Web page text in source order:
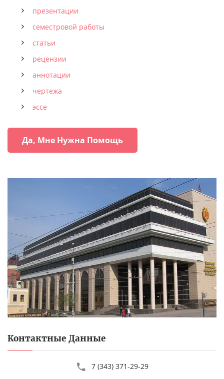
презентации
семестровой работы
статьи
рецензии
аннотации
чертежа
эссе
Да, Мне Нужна Помощь
Контактные Данные
7 (343) 371-29-29